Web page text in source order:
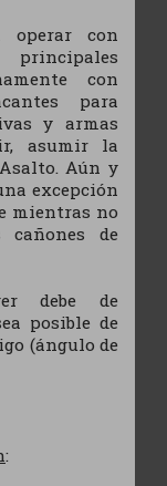
operar con
con
para
y armas
asumir la
Aún y
excepción
mientras no
cañones de
debe de
posible de
(ángulo de
: